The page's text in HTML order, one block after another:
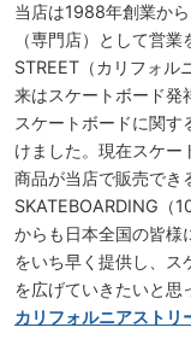
当店は1988年創業から
（専門店）として営
STREET（カリフォル
来はスケートボード発
スケートボードに関
けました。現在スケー
商品が当店で販売でき
SKATEBOARDING（
からも日本全国の皆様
をいち早く提供し、ス
を広げていきたいと思
カリフォルニアストリ